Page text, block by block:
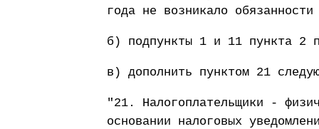
года не возникало
б) подпункты 1 и 11 пункта 2
в) дополнить пунктом 21
"21. Налогоплательщики -
основании налоговых